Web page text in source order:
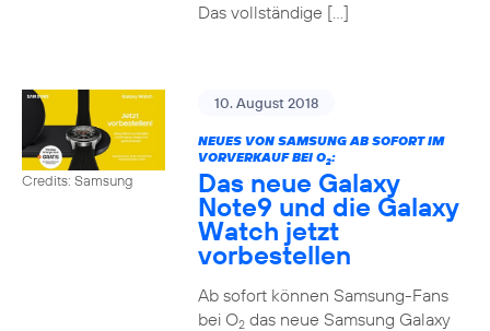
Das vollständige […]
Credits: Samsung
10. August 2018
NEUES VON SAMSUNG AB SOFORT IM
VORVERKAUF BEI O2:
Das neue Galaxy
Note9 und die Galaxy
Watch jetzt
vorbestellen
Ab sofort können Samsung-Fans
bei O2das neue Samsung Galaxy